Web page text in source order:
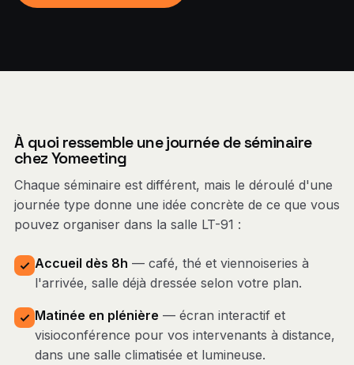
À quoi ressemble une journée de séminaire
chez Yomeeting
Chaque séminaire est différent, mais le déroulé d'une
journée type donne une idée concrète de ce que vous
pouvez organiser dans la salle LT-91 :
Accueil dès 8h — café, thé et viennoiseries à
l'arrivée, salle déjà dressée selon votre plan.
Matinée en plénière — écran interactif et
visioconférence pour vos intervenants à distance,
dans une salle climatisée et lumineuse.